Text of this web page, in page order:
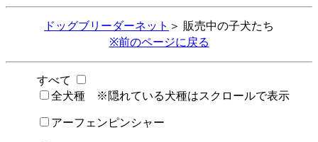
ドッグブリーダーネット ＞ 販売中の子犬たち
※前のページに戻る
すべて
全犬種 ※隠れている犬種はスクロールで表示
アーフェンピンシャー